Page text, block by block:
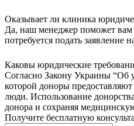
Оказывает ли клиника
Да, наш менеджер поможет вам
потребуется подать заявление
Каковы юридические
Согласно Закону Украины “Об
которой доноры
люди. Использование
донора и сохраняя
Получите бесплатную